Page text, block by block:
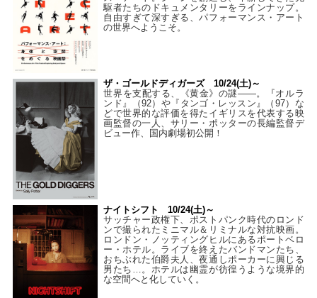
駆者たちのドキュメンタリーをラインナップ。
自由すぎて深すぎる、パフォーマンス・アート
の世界へようこそ。
ザ・ゴールドディガーズ 10/24(土)～
世界を支配する、《黄金》の謎――。『オルラ
ンド』（92）や『タンゴ・レッスン』（97）な
どで世界的な評価を得たイギリスを代表する映
画監督の一人、サリー・ポッターの長編監督デ
ビュー作、国内劇場初公開！
ナイトシフト 10/24(土)～
サッチャー政権下、ポストパンク時代のロンド
ンで撮られたミニマル＆リミナルな対抗映画。
ロンドン・ノッティングヒルにあるポートベロ
ー・ホテル。ライブを終えたバンドマンたち、
おちぶれた伯爵夫人、夜通しポーカーに興じる
男たち…。ホテルは幽霊が彷徨うような境界的
な空間へと化していく。